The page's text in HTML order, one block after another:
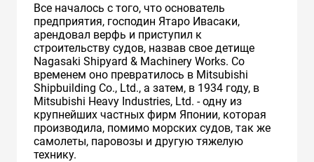
Все началось с того, что основатель
предприятия, господин Ятаро Ивасаки,
арендовал верфь и приступил к
строительству судов, назвав свое детище
Nagasaki Shipyard & Machinery Works. Со
временем оно превратилось в Mitsubishi
Shipbuilding Co., Ltd., а затем, в 1934 году, в
Mitsubishi Heavy Industries, Ltd. - одну из
крупнейших частных фирм Японии, которая
производила, помимо морских судов, так же
самолеты, паровозы и другую тяжелую
технику.